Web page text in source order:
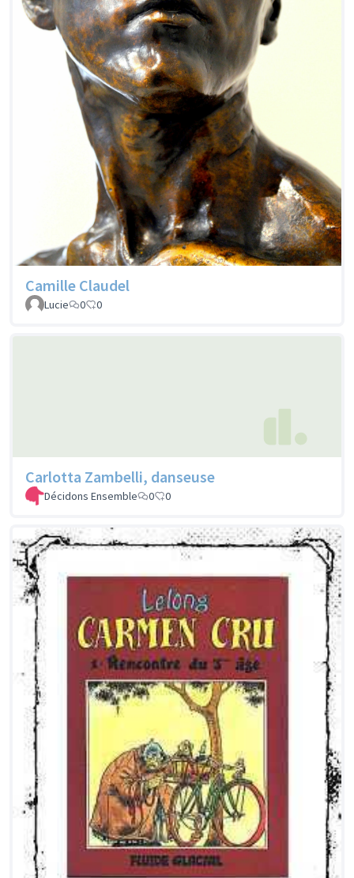
Camille Claudel
Lucie 0 0
Carlotta Zambelli, danseuse
Décidons Ensemble 0 0